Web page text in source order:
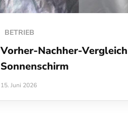
BETRIEB
Vorher-Nachher-Vergleich
Sonnenschirm
15. Juni 2026